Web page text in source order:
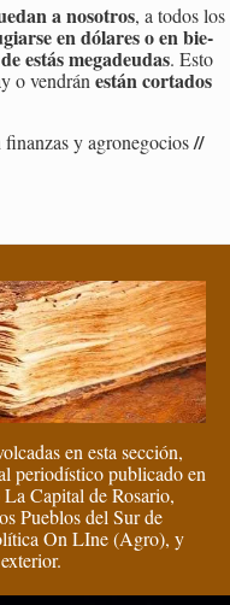
a no­so­tros, a todos los
en dó­la­res o en bie­
estás me­ga­deu­das. Esto
o ven­drán están cor­ta­dos
y agro­ne­go­cios//
en esta sección,
periodístico publicado en
Capital de Rosario,
Pueblos del Sur de
On LIne (Agro), y